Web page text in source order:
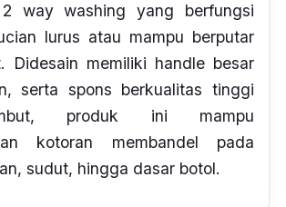
way washing yang berfungsi
lurus atau mampu berputar
Didesain memiliki handle besar
serta spons berkualitas tinggi
produk ini mampu
kotoran membandel pada
sudut, hingga dasar botol.